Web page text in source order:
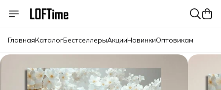
ГлавнаяКаталогБестселлерыАкцииНовинкиОптовикам